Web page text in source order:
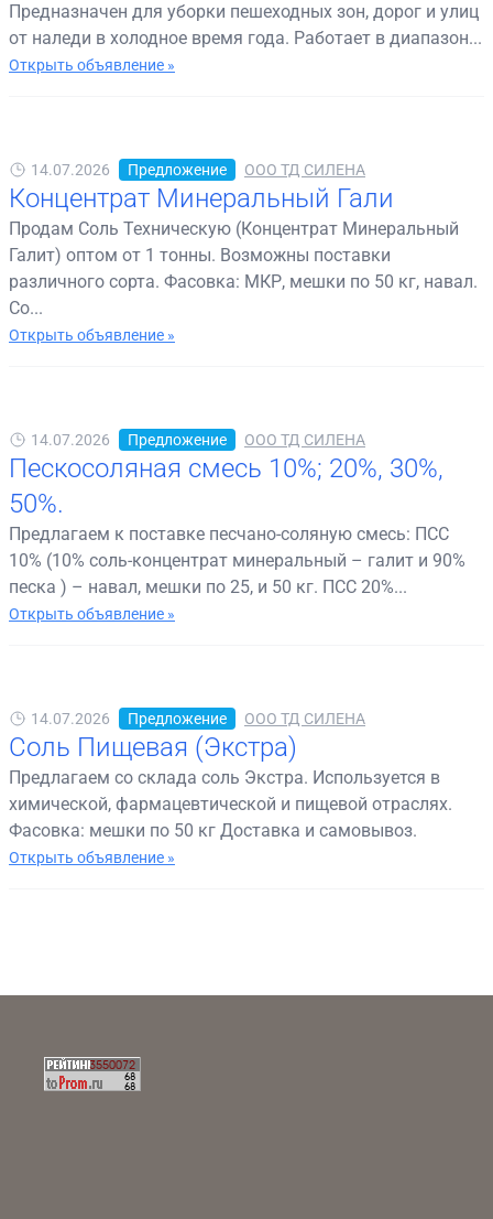
Предназначен для уборки пешеходных зон, дорог и улиц
от наледи в холодное время года. Работает в диапазон...
Открыть объявление »
14.07.2026 Предложение ООО ТД СИЛЕНА
Концентрат Минеральный Гали
Продам Соль Техническую (Концентрат Минеральный
Галит) оптом от 1 тонны. Возможны поставки
различного сорта. Фасовка: МКР, мешки по 50 кг, навал.
Со...
Открыть объявление »
14.07.2026 Предложение ООО ТД СИЛЕНА
Пескосоляная смесь 10%; 20%, 30%,
50%.
Предлагаем к поставке песчано-соляную смесь: ПСС
10% (10% соль-концентрат минеральный – галит и 90%
песка ) – навал, мешки по 25, и 50 кг. ПСС 20%...
Открыть объявление »
14.07.2026 Предложение ООО ТД СИЛЕНА
Соль Пищевая (Экстра)
Предлагаем со склада соль Экстра. Используется в
химической, фармацевтической и пищевой отраслях.
Фасовка: мешки по 50 кг Доставка и самовывоз.
Открыть объявление »